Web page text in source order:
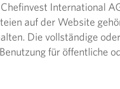
International
auf der Website
Die vollständige
für öffentliche